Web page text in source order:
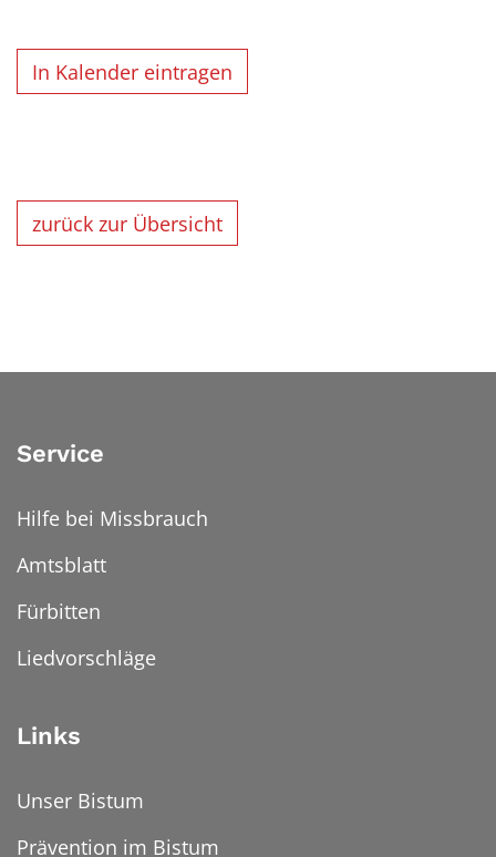
In Kalender eintragen
zurück zur Übersicht
Service
Hilfe bei Missbrauch
Amtsblatt
Fürbitten
Liedvorschläge
Links
Unser Bistum
Prävention im Bistum